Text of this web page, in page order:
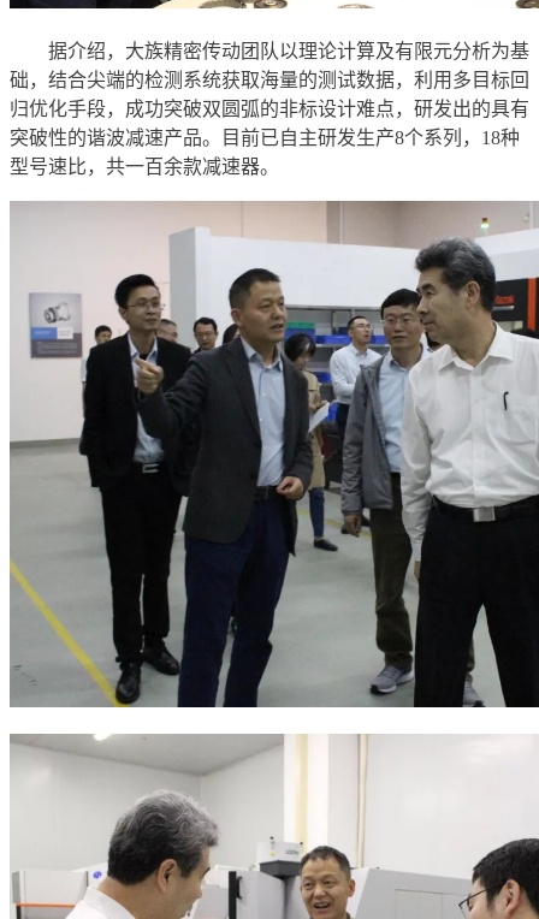
据介绍，大族精密传动团队以理论计算及有限元分析为基
础，结合尖端的检测系统获取海量的测试数据，利用多目标回
归优化手段，成功突破双圆弧的非标设计难点，研发出的具有
突破性的谐波减速产品。目前已自主研发生产8个系列，18种
型号速比，共一百余款减速器。